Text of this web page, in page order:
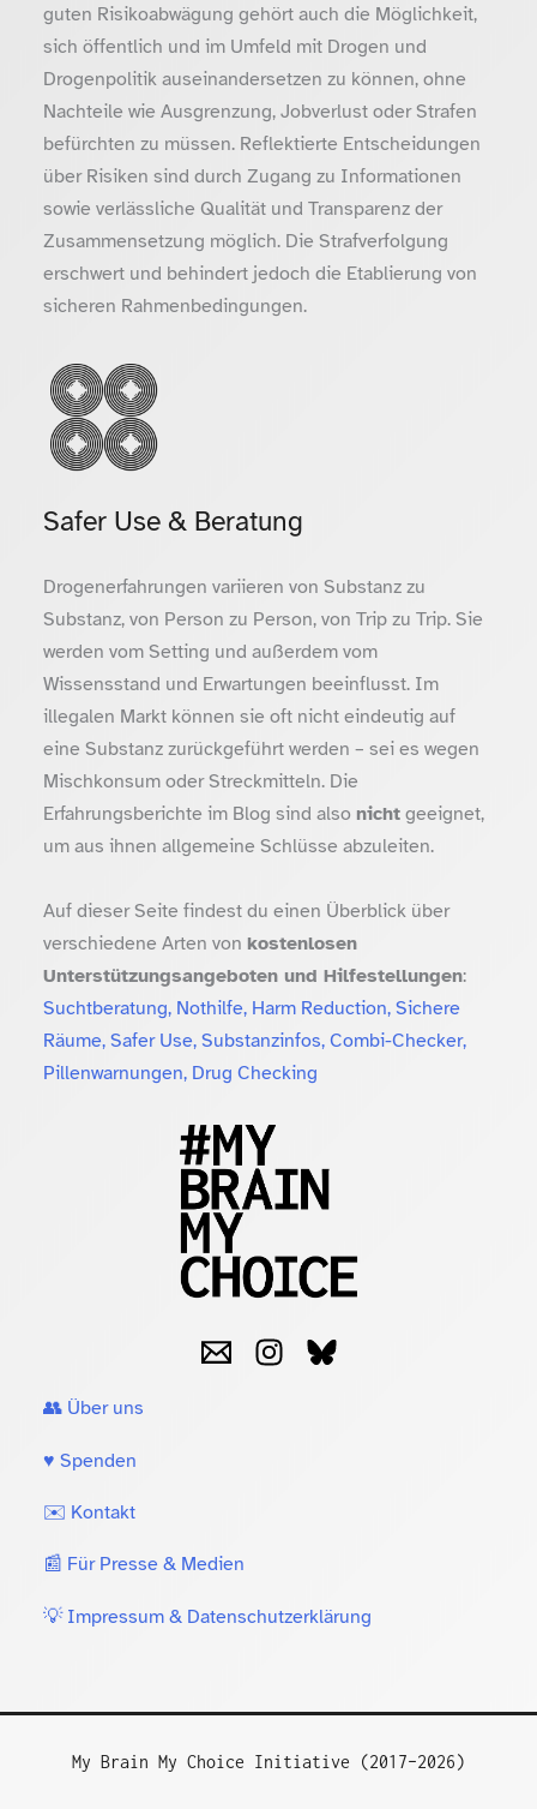
guten Risikoabwägung gehört auch die Möglichkeit,
sich öffentlich und im Umfeld mit Drogen und
Drogenpolitik auseinandersetzen zu können, ohne
Nachteile wie Ausgrenzung, Jobverlust oder Strafen
befürchten zu müssen. Reflektierte Entscheidungen
über Risiken sind durch Zugang zu Informationen
sowie verlässliche Qualität und Transparenz der
Zusammensetzung möglich. Die Strafverfolgung
erschwert und behindert jedoch die Etablierung von
sicheren Rahmenbedingungen.
Safer Use & Beratung
Drogenerfahrungen variieren von Substanz zu
Substanz, von Person zu Person, von Trip zu Trip. Sie
werden vom Setting und außerdem vom
Wissensstand und Erwartungen beeinflusst. Im
illegalen Markt können sie oft nicht eindeutig auf
eine Substanz zurückgeführt werden – sei es wegen
Mischkonsum oder Streckmitteln. Die
Erfahrungsberichte im Blog sind also nichtgeeignet,
um aus ihnen allgemeine Schlüsse abzuleiten.
Auf dieser Seite findest du einen Überblick über
verschiedene Arten von kostenlosen
Unterstützungsangeboten und Hilfestellungen:
Suchtberatung, Nothilfe, Harm Reduction, Sichere
Räume, Safer Use, Substanzinfos, Combi-Checker,
Pillenwarnungen, Drug Checking
👥 Über uns
♥️ Spenden
✉️ Kontakt
📰 Für Presse & Medien
💡 Impressum & Datenschutzerklärung
My Brain My Choice Initiative (2017–2026)